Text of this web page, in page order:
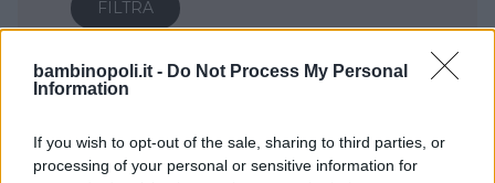
bambinopoli.it - Do Not Process My Personal
Information
If you wish to opt-out of the sale, sharing to third parties, or
processing of your personal or sensitive information for